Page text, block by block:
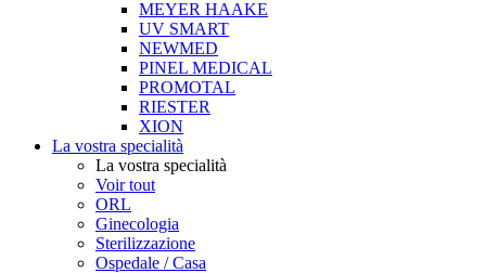
MEYER HAAKE
UV SMART
NEWMED
PINEL MEDICAL
PROMOTAL
RIESTER
XION
La vostra specialità
La vostra specialità
Voir tout
ORL
Ginecologia
Sterilizzazione
Ospedale / Casa